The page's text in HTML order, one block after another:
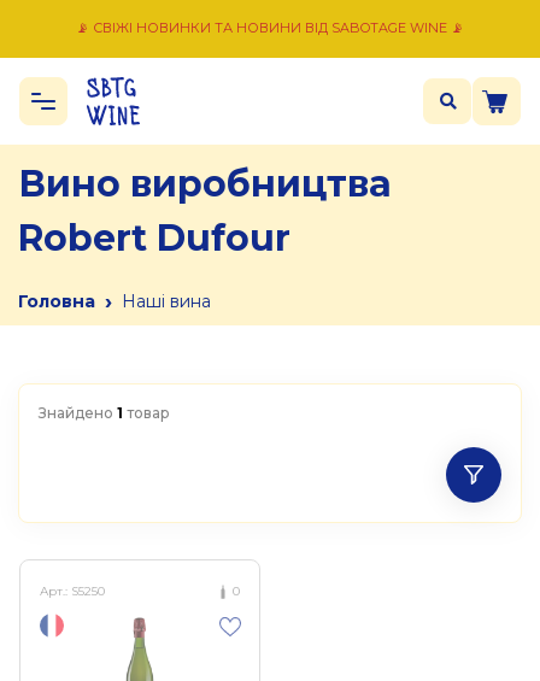
📡 СВІЖІ НОВИНКИ ТА НОВИНИ ВІД SABOTAGE WINE 📡
Вино виробництва
Robert Dufour
Головна › Наші вина
Знайдено 1 товар
Арт.: S5250 0